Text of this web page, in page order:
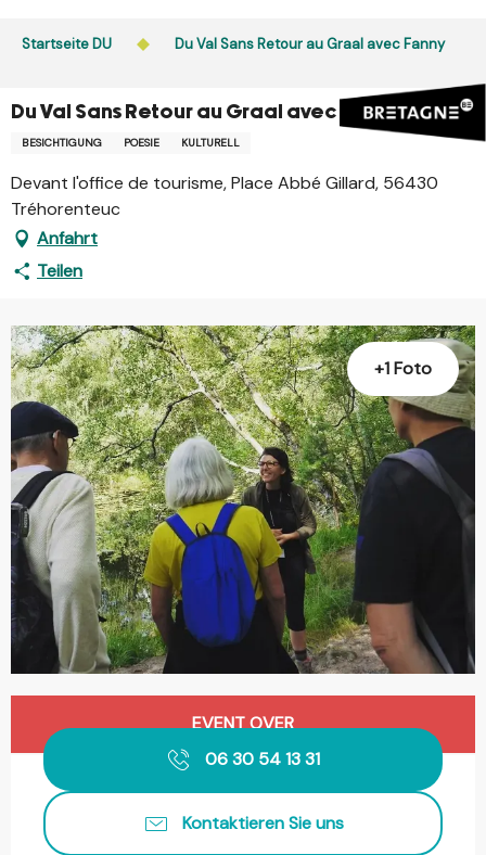
Startseite DU Du Val Sans Retour au Graal avec Fanny
Du Val Sans Retour au Graal avec Fanny
BESICHTIGUNG POESIE KULTURELL
Devant l'office de tourisme, Place Abbé Gillard, 56430
Tréhorenteuc
Anfahrt
Teilen
+1 Foto
EVENT OVER
06 30 54 13 31
Kontaktieren Sie uns